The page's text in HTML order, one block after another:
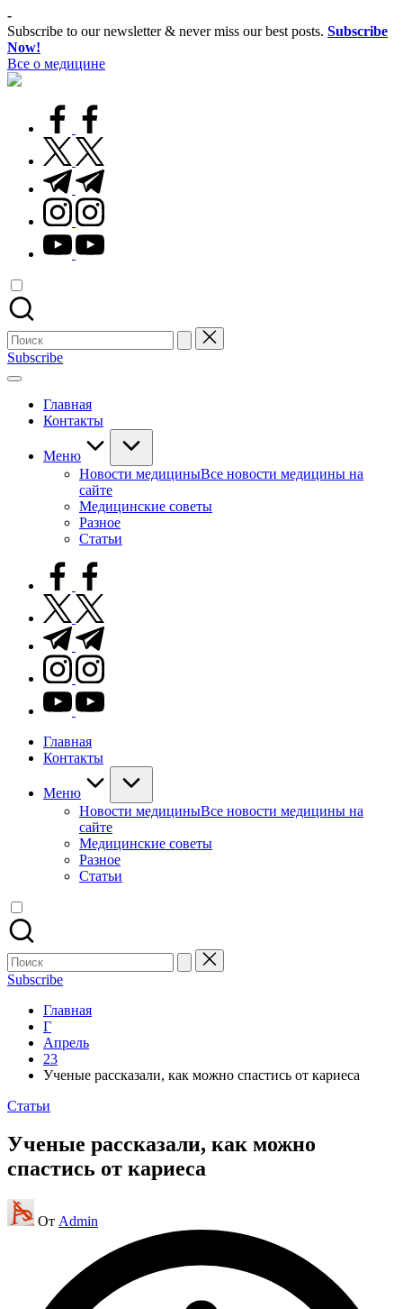
Перейти
к
содержимому
-
Subscribe to our newsletter & never miss our best posts. Subscribe
Now!
Все о медицине
Лечитесь
facebook.com
twitter.com
t.me
instagram.com
youtube.com
Поиск
для:
Subscribe
Главная
Контакты
Меню
Новости медициныВсе новости медицины на
сайте
Медицинские советы
Разное
Статьи
facebook.com
twitter.com
t.me
instagram.com
youtube.com
Главная
Контакты
Меню
Новости медициныВсе новости медицины на
сайте
Медицинские советы
Разное
Статьи
Поиск
для:
Subscribe
Главная
Г
Апрель
23
Ученые рассказали, как можно спастись от кариеса
Опубликовано
Статьи
Ученые рассказали, как можно
спастись от кариеса
Запись
от
От Admin